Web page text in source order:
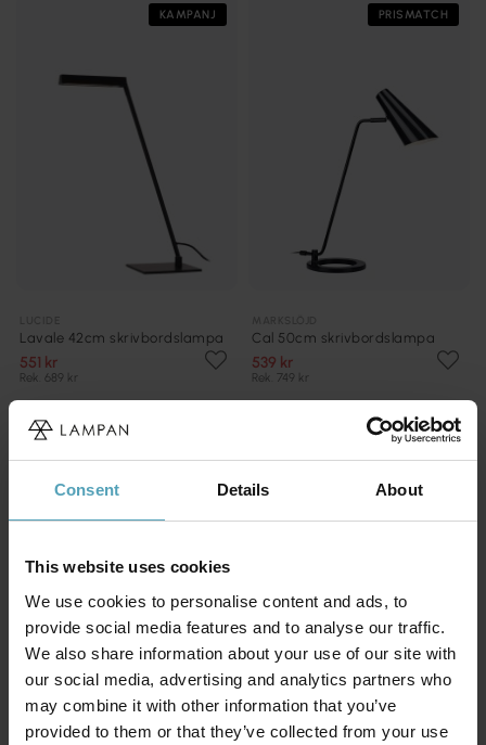
Consent Details About
This website uses cookies
We use cookies to personalise content and ads, to
provide social media features and to analyse our traffic.
We also share information about your use of our site with
our social media, advertising and analytics partners who
may combine it with other information that you’ve
provided to them or that they’ve collected from your use
KAMPANJ
Lavale 42cm skrivbordslampa
551 kr
Rek. 689 kr
PRISMATCH
Cal 50cm skrivbordslampa
539 kr
Rek. 749 kr
PRISMATCH